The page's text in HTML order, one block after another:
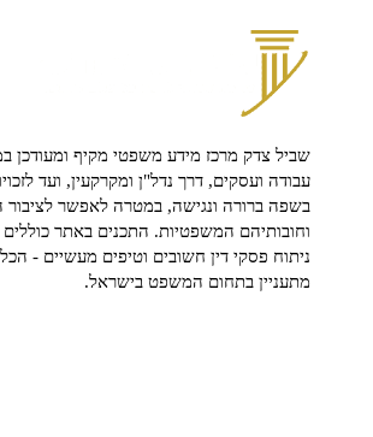
שביל צדק מרכז מידע משפטי מקיף ומעודכן
עבודה ועסקים, דרך נדל"ן ומקרקעין, ועד
בשפה ברורה ונגישה, במטרה לאפשר לציבור
וחובותיהם המשפטיות. התכנים באתר כוללים
ניתוח פסקי דין חשובים וטיפים מעשיים -
מתעניין בתחום המשפט בישראל.